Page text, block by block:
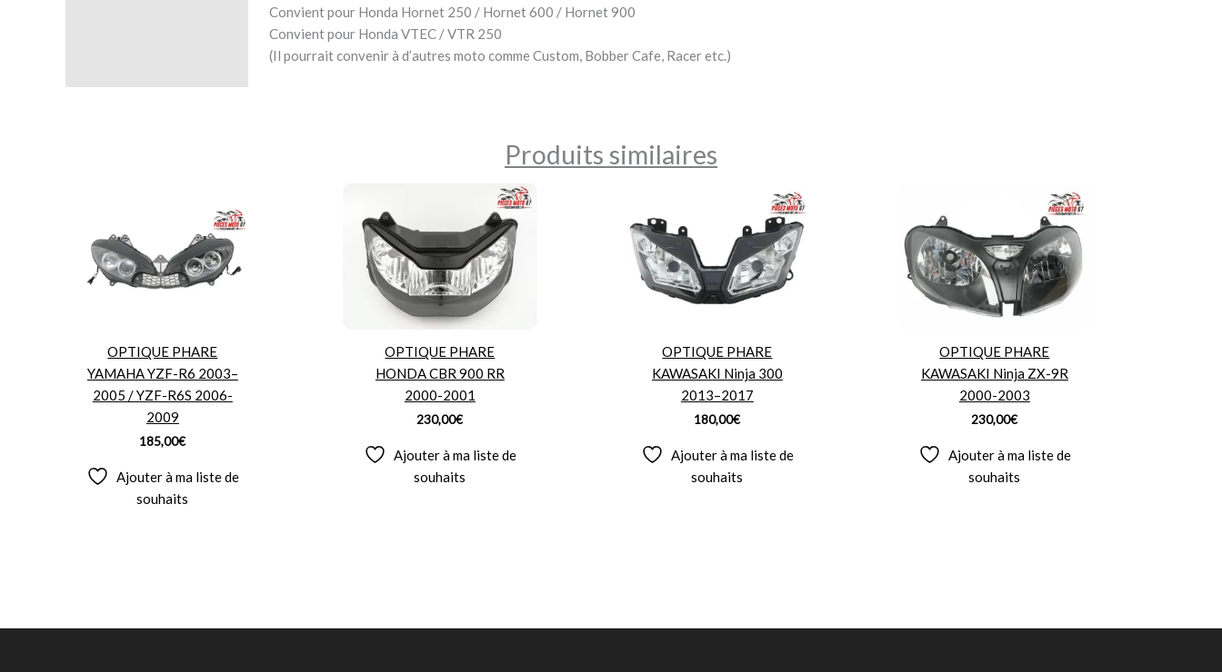
Convient pour Honda Hornet 250 / Hornet 600 / Hornet 900
Convient pour Honda VTEC / VTR 250
(Il pourrait convenir à d’autres moto comme Custom, Bobber Cafe, Racer etc.)
Produits similaires
OPTIQUE PHARE
YAMAHA YZF-R6 2003–
2005 / YZF-R6S 2006-
2009
185,00€
Ajouter à ma liste de
souhaits
OPTIQUE PHARE
HONDA CBR 900 RR
2000-2001
230,00€
Ajouter à ma liste de
souhaits
OPTIQUE PHARE
KAWASAKI Ninja 300
2013–2017
180,00€
Ajouter à ma liste de
souhaits
OPTIQUE PHARE
KAWASAKI Ninja ZX-9R
2000-2003
230,00€
Ajouter à ma liste de
souhaits